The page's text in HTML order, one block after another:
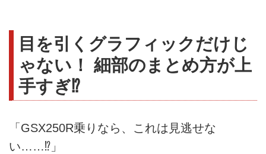
目を引くグラフィックだけじ
ゃない！ 細部のまとめ方が上
手すぎ⁉︎
「GSX250R乗りなら、これは見逃せな
い……⁉︎」